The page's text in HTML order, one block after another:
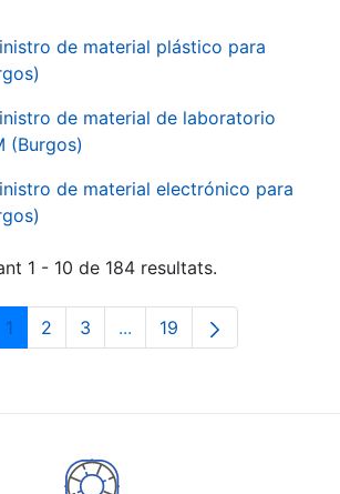
de material plástico para
de material de laboratorio
(Burgos)
de material electrónico para
1 - 10 de 184 resultats.
Pàgina
1 Pàgina
2 Pàgina
3 ...Pàgines intermèdies
Pàgina
19